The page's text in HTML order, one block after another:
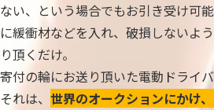
ない、という場合でもお引き受け可
に緩衝材などを入れ、破損しないよ
り頂くだけ。
寄付の輪にお送り頂いた電動ドライ
それは、 世界のオークションにかけ